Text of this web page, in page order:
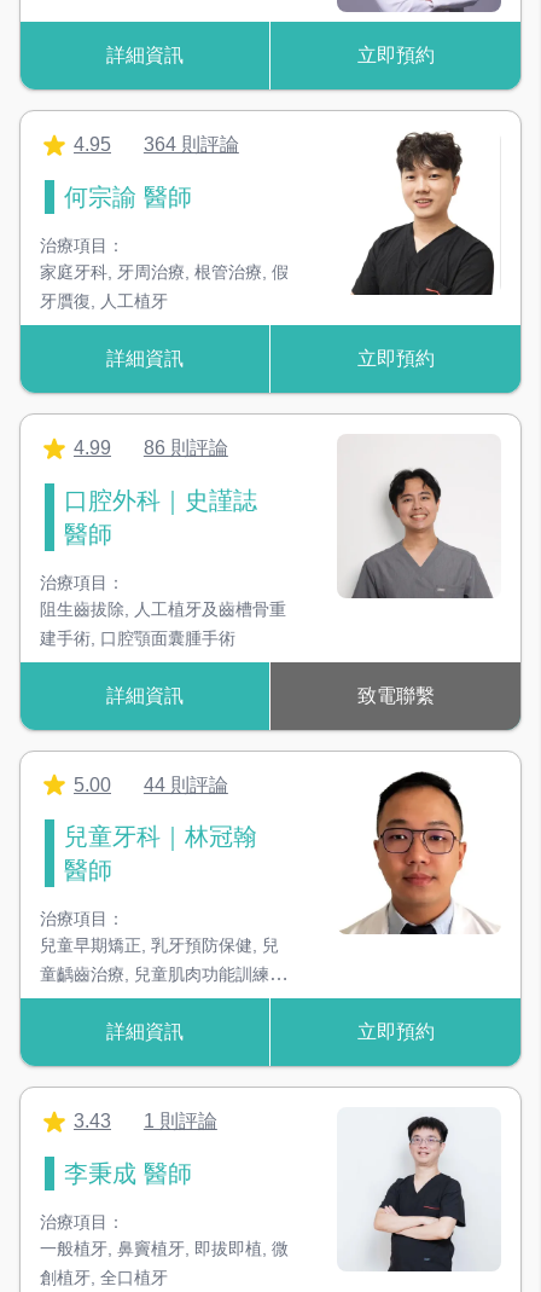
詳細資訊 立即預約
4.95 364 則評論
何宗諭 醫師
治療項目：
家庭牙科 牙周治療 根管治療 假
牙贋復
人工植牙
詳細資訊 立即預約
4.99 86 則評論
口腔外科｜史謹誌
醫師
治療項目：
阻生齒拔除
人工植牙及齒槽骨重
建手術 口腔顎面囊腫手術
詳細資訊 致電聯繫
5.00 44 則評論
兒童牙科｜林冠翰
醫師
治療項目：
兒童早期矯正, 乳牙預防保健, 兒
童齲齒治療, 兒童肌肉功能訓練,
兒童行為引導,兒童舒眠鎮靜治
一般牙科詳細資訊 立即預約
3.43 1 則評論
李秉成 醫師
治療項目：
一般植牙 鼻竇植牙 即拔即植 微
創植牙 全口植牙